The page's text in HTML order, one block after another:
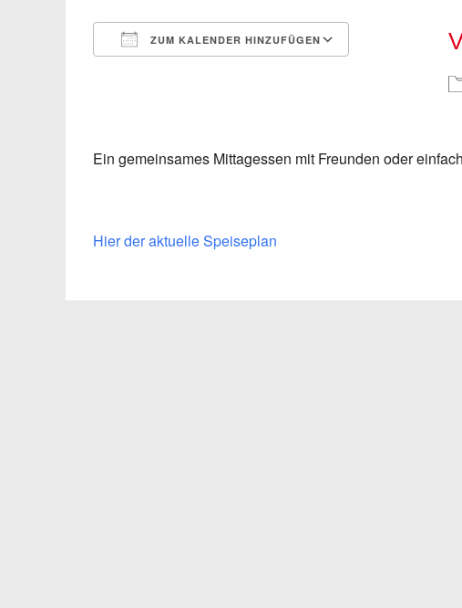
ZUM KALENDER HINZUFÜGEN
Google
Ein gemeinsames Mittagessen mit Freunden oder
Hier der aktuelle Speiseplan